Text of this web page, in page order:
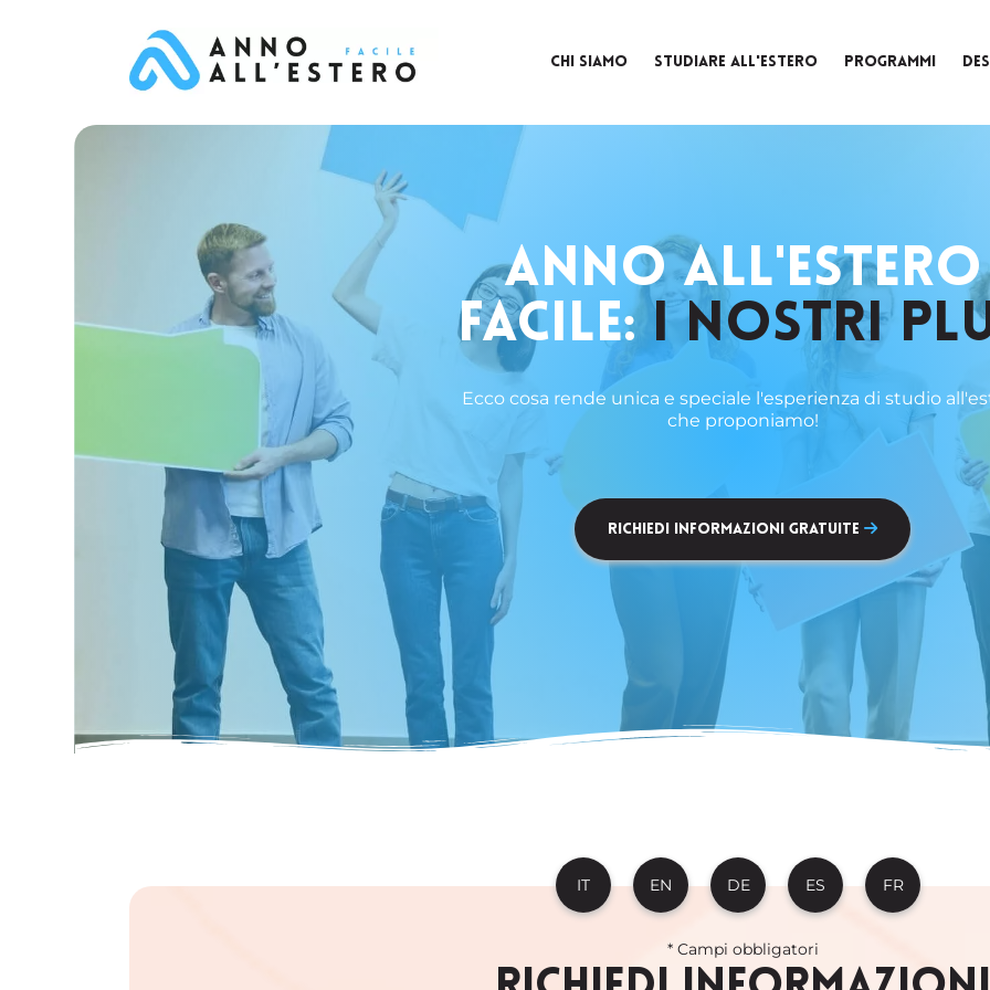
CHI SIAMO STUDIARE ALL'ESTERO PROGRAMMI
ANNO ALL'ESTERO
FACILE: I NOSTRI
Ecco cosa rende unica e speciale l'esperienza di studio
che proponiamo!
Richiedi Informazioni Gratuite
IT EN DE ES FR
* Campi obbligatori